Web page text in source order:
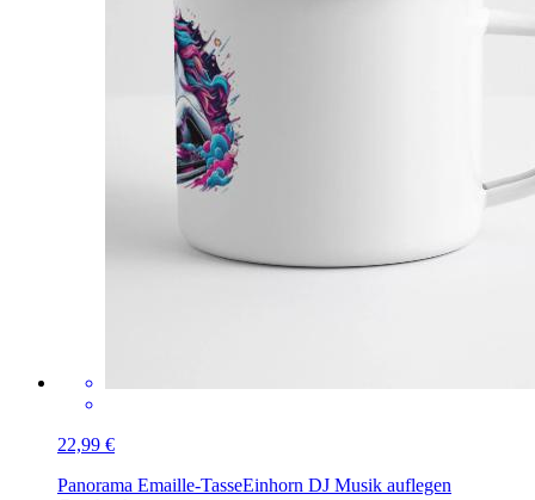
22,99 €
Panorama Emaille-TasseEinhorn DJ Musik auflegen